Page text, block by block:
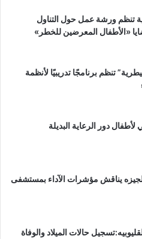
تنظم ورشة عمل حول التناول
«الأطفال المعرضين للخطر»
تنظم برنامجًا تدريبيًا لأنظمة
لأطفال دور الرعاية البديلة
يناقش مؤشرات الآداء بمستشفى
حالات الميلاد والوفاة